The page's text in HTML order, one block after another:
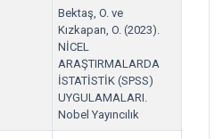
Bektaş, O. ve
Kızkapan, O. (2023).
NİCEL
ARAŞTIRMALARDA
İSTATİSTİK (SPSS)
UYGULAMALARI.
Nobel Yayıncılık